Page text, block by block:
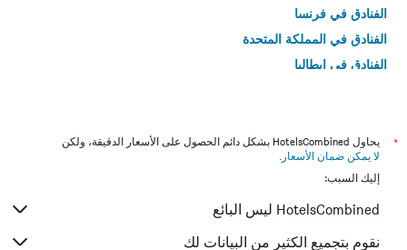
الفنادق في فرنسا
الفنادق في المملكة المتحدة
الفنادق في إيطاليا
*
يحاول HotelsCombined بشكل دائم الحصول على الأسعار الدقيقة، ولكن
لا يمكن ضمان الأسعار .
إليك السبب:
HotelsCombined ليس البائع
نقوم بتجميع الكثير من البيانات لك